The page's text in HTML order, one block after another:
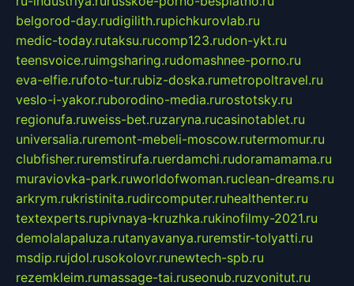
belgorod-day.rudigilith.rupichkurovlab.ru
medic-today.rutaksu.rucomp123.rudon-ykt.ru
teensvoice.ruimgsharing.rudomashnee-porno.ru
eva-elfie.rufoto-tur.rubiz-doska.rumetropoltravel.ru
veslo-i-yakor.ruborodino-media.rurostotsky.ru
regionufa.ruweiss-bet.ruzaryna.rucasinotablet.ru
universalia.ruremont-mebeli-moscow.rutermomur.ru
clubfisher.ruremstirufa.ruerdamchi.rudoramamama.ru
muraviovka-park.ruworldofwoman.ruclean-dreams.ru
arkrym.rukristinita.rudircomputer.ruhealthenter.ru
textexperts.rupivnaya-kruzhka.rukinofilmy-2021.ru
demolalapaluza.rutanyavanya.ruremstir-tolyatti.ru
msdip.rujdol.rusokolovr.runewtech-spb.ru
rezemkleim.rumassage-tai.ruseonub.ruzvonitut.ru